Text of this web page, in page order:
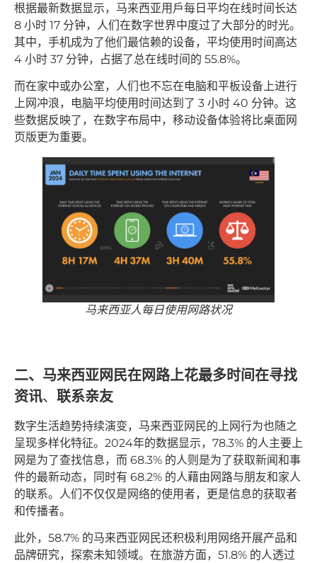
根据最新数据显示，马来西亚用戶每日平均在线时间长达
8 小时 17 分钟，人们在数字世界中度过了大部分的时光。
其中，手机成为了他们最信赖的设备，平均使用时间高达
4 小时 37 分钟，占据了总在线时间的 55.8%。
而在家中或办公室，人们也不忘在电脑和平板设备上进行
上网冲浪，电脑平均使用时间达到了 3 小时 40 分钟。这
些数据反映了，在数字布局中，移动设备体验将比桌面网
页版更为重要。
马来西亚人每日使用网路状况
二、马来西亚网民在网路上花最多时间在寻找
资讯、 联系亲友
数字生活趋势持续演变，马来西亚网民的上网行为也随之
呈现多样化特征。2024年的数据显示，78.3% 的人主要上
网是为了查找信息，而 68.3% 的人则是为了获取新闻和事
件的最新动态，同时有 68.2% 的人藉由网路与朋友和家人
的联系。人们不仅仅是网络的使用者，更是信息的获取者
和传播者。
此外，58.7% 的马来西亚网民还积极利用网络开展产品和
品牌研究，探索未知领域。在旅游方面，51.8% 的人透过